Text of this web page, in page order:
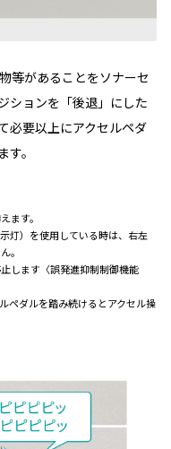
等があることをソナーセ
ションを「後退」にした
必要以上にアクセルペダ
。
ます。
灯）を使用している時は、右左
。
します〈誤発進抑制制御機能
ペダルを踏み続けるとアクセル操